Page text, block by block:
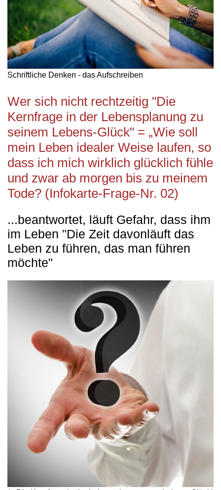
Schriftliche Denken - das Aufschreiben
Wer sich nicht rechtzeitig "Die
Kernfrage in der Lebensplanung zu
seinem Lebens-Glück" = „Wie soll
mein Leben idealer Weise laufen, so
dass ich mich wirklich glücklich fühle
und zwar ab morgen bis zu meinem
Tode? (Infokarte-Frage-Nr. 02)
...beantwortet, läuft Gefahr, dass ihm
im Leben "Die Zeit davonläuft das
Leben zu führen, das man führen
möchte"